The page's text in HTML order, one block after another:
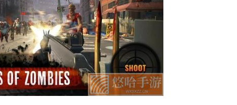
游戏)
落冲突新手玩法技巧攻略)
路涂油配方亡灵之约)
落冲突攻略新手教学)
戏)
落冲突新手单机攻略视频)
说之游魂)
(部落冲突窍门)
游戏)